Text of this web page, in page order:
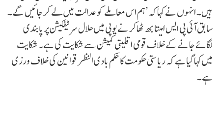
ہیں۔ انہوں نے کہا کہ ’ہم اس معاملے کو عدالت میں لے کر جائیں گے۔
سابق آئی پی ایس امیتابھ ٹھاکر نے یوپی میں حلال سرٹیفکیشن پر پابندی
لگائے جانے کے خلاف قومی اقلیتی کمیشن سے شکایت کی ہے۔ شکایت
میں کہا گیا ہے کہ ریاستی حکومت کا حکم بادی النظر قوانین کی خلاف ورزی
ہے۔